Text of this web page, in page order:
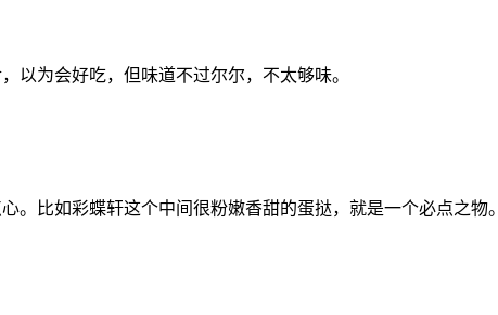
以为会好吃，但味道不过尔尔，不太够味。
。比如彩蝶轩这个中间很粉嫩香甜的蛋挞，就是一个必点之物。